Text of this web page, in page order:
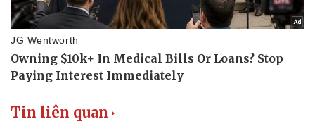
Tin liên quan